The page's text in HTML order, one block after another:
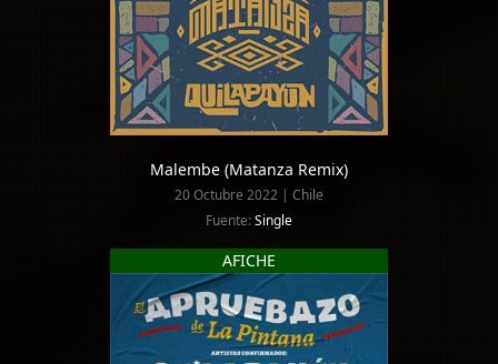
Malembe (Matanza Remix)
20 Octubre 2022 | Chile
Fuente:Single
AFICHE